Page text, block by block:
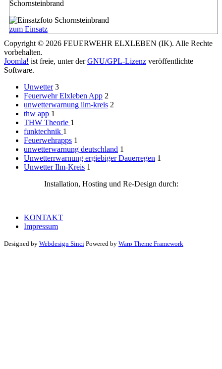
Schornsteinbrand
zum Einsatz
Copyright © 2026 FEUERWEHR ELXLEBEN (IK). Alle Rechte
vorbehalten.
Joomla! ist freie, unter derGNU/GPL-Lizenz veröffentlichte
Software.
Unwetter 3
Feuerwehr Elxleben App 2
unwetterwarnung ilm-kreis 2
thw app 1
THW Theorie 1
funktechnik 1
Feuerwehrapps 1
unwetterwarnung deutschland 1
Unwetterrwarnung ergiebiger Dauerregen 1
Unwetter Ilm-Kreis 1
Installation, Hosting und Re-Design durch:
KONTAKT
Impressum
Designed by Webdesign Sinci Powered by Warp Theme Framework